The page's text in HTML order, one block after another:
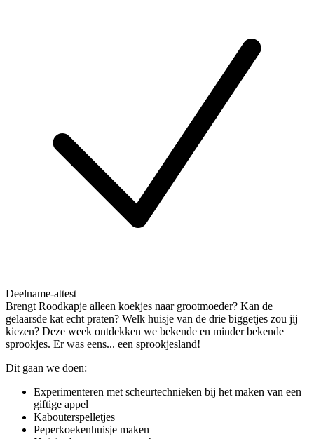
Deelname-attest
Brengt Roodkapje alleen koekjes naar grootmoeder? Kan de
gelaarsde kat echt praten? Welk huisje van de drie biggetjes zou jij
kiezen? Deze week ontdekken we bekende en minder bekende
sprookjes. Er was eens... een sprookjesland!
Dit gaan we doen:
Experimenteren met scheurtechnieken bij het maken van een
giftige appel
Kabouterspelletjes
Peperkoekenhuisje maken